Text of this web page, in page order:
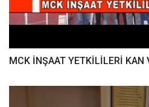
MCK İNŞAAT YETKİLİLERİ KAN